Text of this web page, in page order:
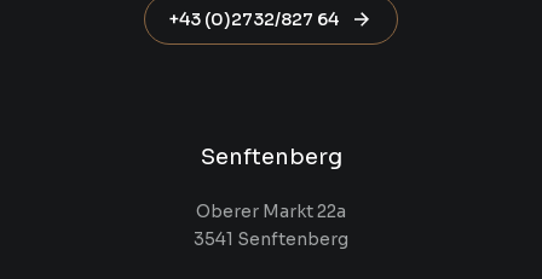
+43 (0)2732/827 64
Senftenberg
Oberer Markt 22a
3541 Senftenberg